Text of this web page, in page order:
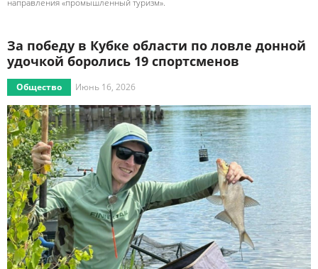
направления «промышленный туризм».
За победу в Кубке области по ловле донной
удочкой боролись 19 спортсменов
Общество Июнь 16, 2026